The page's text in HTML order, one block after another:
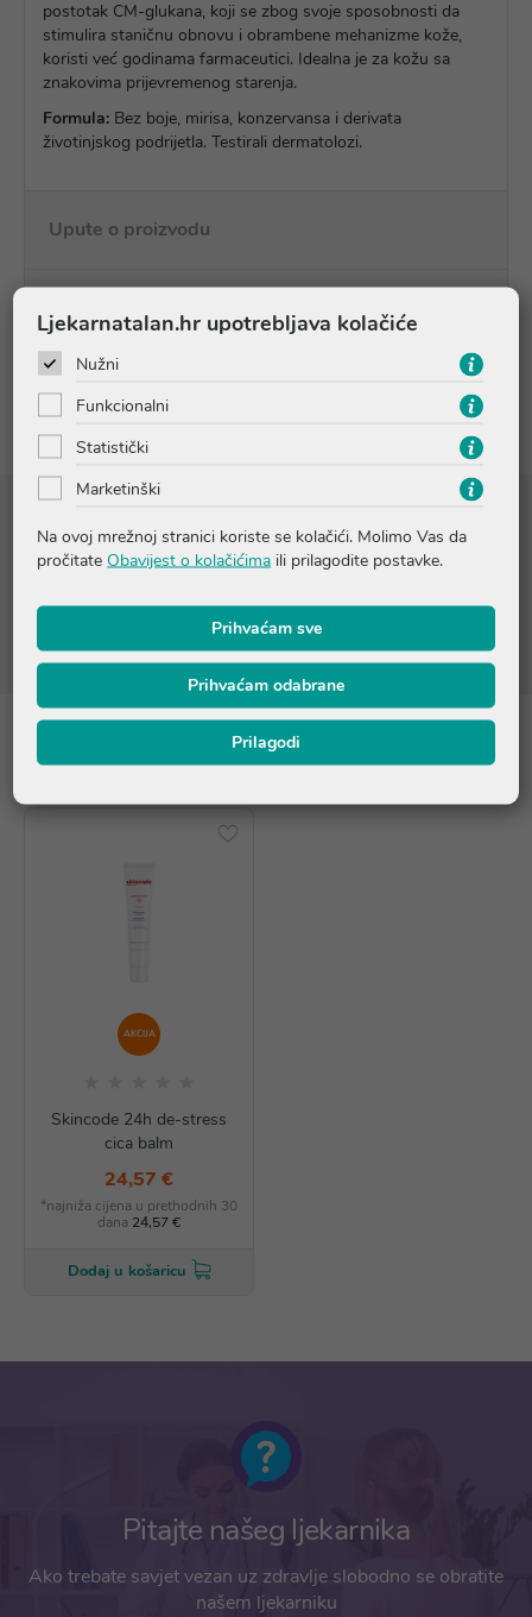
postotak CM-glukana, koji se zbog svoje sposobnosti da
stimulira staničnu obnovu i obrambene mehanizme kože,
koristi već godinama farmaceutici. Idealna je za kožu sa
znakovima prijevremenog starenja.
Formula: Bez boje, mirisa, konzervansa i derivata
životinjskog podrijetla. Testirali dermatolozi.
Upute o proizvodu
Recenzije (1)
Sastojci
Proizvodi iz iste linije
AKCIJA
Skincode 24h de-stress
cica balm
24,57 €
*najniža cijena u prethodnih 30
dana 24,57 €
Dodaj u košaricu
Pitajte našeg ljekarnika
Ako trebate savjet vezan uz zdravlje slobodno se obratite
našem ljekarniku
Ljekarnatalan.hr upotrebljava kolačiće
Nužni
Funkcionalni
Statistički
Marketinški
Na ovoj mrežnoj stranici koriste se kolačići. Molimo Vas da
pročitate Obavijest o kolačićima ili prilagodite postavke.
Prihvaćam sve
Prihvaćam odabrane
Prilagodi